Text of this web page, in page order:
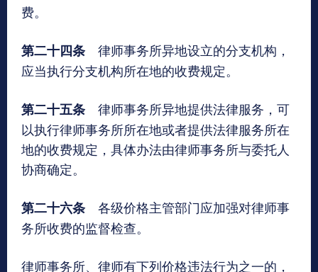
费。
第二十四条 律师事务所异地设立的分支机构，
应当执行分支机构所在地的收费规定。
第二十五条 律师事务所异地提供法律服务，可
以执行律师事务所所在地或者提供法律服务所在
地的收费规定，具体办法由律师事务所与委托人
协商确定。
第二十六条 各级价格主管部门应加强对律师事
务所收费的监督检查。
律师事务所、律师有下列价格违法行为之一的，